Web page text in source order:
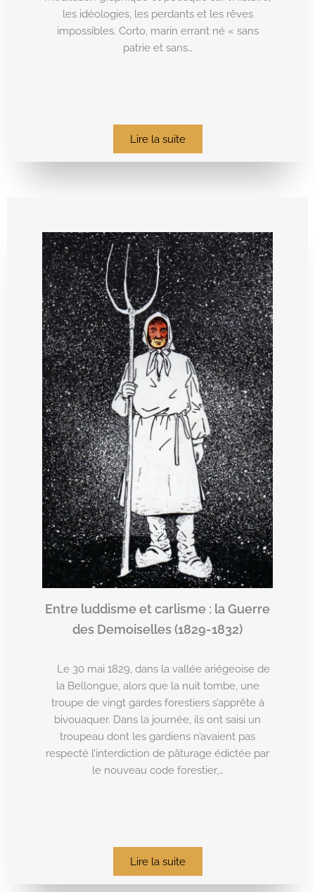
les idéologies, les perdants et les rêves
impossibles. Corto, marin errant né « sans
patrie et sans…
Lire la suite
Entre luddisme et carlisme : la Guerre
des Demoiselles (1829-1832)
Le 30 mai 1829, dans la vallée ariégeoise de
la Bellongue, alors que la nuit tombe, une
troupe de vingt gardes forestiers s’apprête à
bivouaquer. Dans la journée, ils ont saisi un
troupeau dont les gardiens n’avaient pas
respecté l’interdiction de pâturage édictée par
le nouveau code forestier,…
Lire la suite